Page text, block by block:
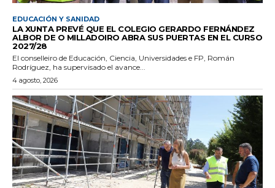
EDUCACIÓN Y SANIDAD
LA XUNTA PREVÉ QUE EL COLEGIO GERARDO FERNÁNDEZ
ALBOR DE O MILLADOIRO ABRA SUS PUERTAS EN EL CURSO
2027/28
El conselleiro de Educación, Ciencia, Universidades e FP, Román
Rodríguez, ha supervisado el avance...
4 agosto, 2026